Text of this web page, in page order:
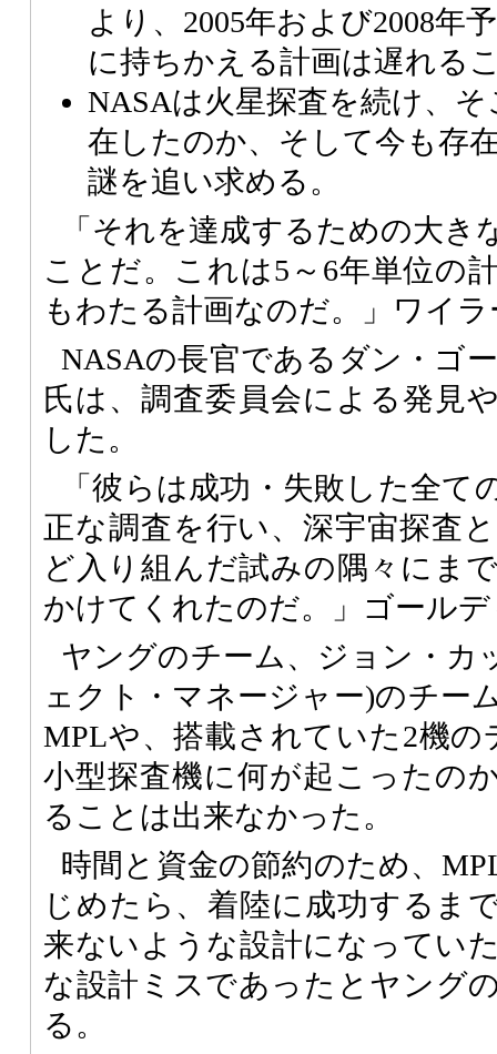
より、2005年および2008年
に持ちかえる計画は遅れる
NASAは火星探査を続け、
在したのか、そして今も存
謎を追い求める。
「それを達成するための大き
ことだ。これは5～6年単位の
もわたる計画なのだ。」ワイ
NASAの長官であるダン・ゴ
氏は、調査委員会による発見
した。
「彼らは成功・失敗した全て
正な調査を行い、深宇宙探査
ど入り組んだ試みの隅々にま
かけてくれたのだ。」ゴール
ヤングのチーム、ジョン・カ
ェクト・マネージャー)のチー
MPLや、搭載されていた2機
小型探査機に何が起こったの
ることは出来なかった。
時間と資金の節約のため、
じめたら、着陸に成功するま
来ないような設計になってい
な設計ミスであったとヤング
る。